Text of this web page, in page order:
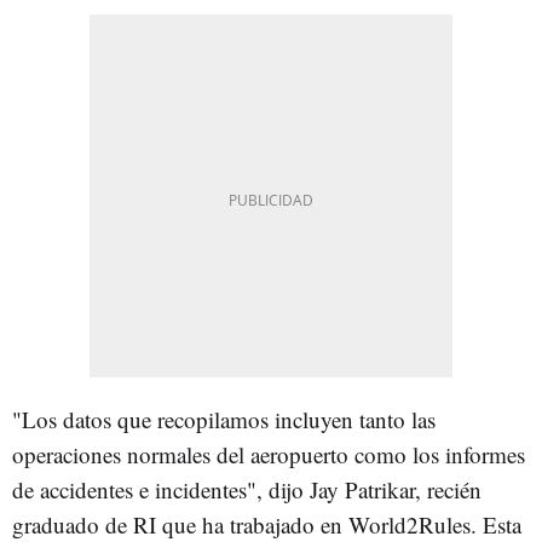
"Los datos que recopilamos incluyen tanto las
operaciones normales del aeropuerto como los informes
de accidentes e incidentes", dijo Jay Patrikar, recién
graduado de RI que ha trabajado en World2Rules. Esta